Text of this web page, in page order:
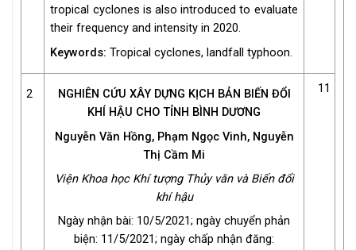
tropical cyclones is also introduced to evaluate
their frequency and intensity in 2020.
Keywords: Tropical cyclones, landfall typhoon.
2
NGHIÊN CỨU XÂY DỰNG KỊCH BẢN BIẾN ĐỔI
KHÍ HẬU CHO TỈNH BÌNH DƯƠNG
Nguyễn Văn Hồng, Phạm Ngọc Vinh, Nguyễn
Thị Cầm Mi
Viện Khoa học Khí tượng Thủy văn và Biến đổi
khí hậu
Ngày nhận bài: 10/5/2021; ngày chuyển phản
biện: 11/5/2021; ngày chấp nhận đăng:
11